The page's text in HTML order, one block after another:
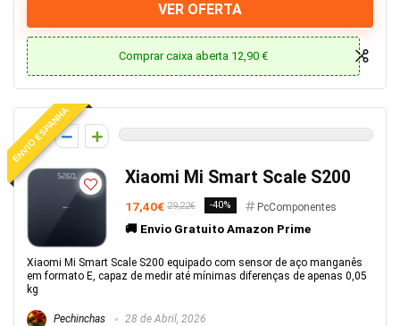
VER OFERTA
Comprar caixa aberta 12,90 €
ENVIO ESPANHA
0
Xiaomi Mi Smart Scale S200
17,40€ 29,22€ -40% PcComponentes
🚚 Envio Gratuito Amazon Prime
Xiaomi Mi Smart Scale S200 equipado com sensor de aço manganês
em formato E, capaz de medir até mínimas diferenças de apenas 0,05
kg
Pechinchas 28 de Abril, 2026